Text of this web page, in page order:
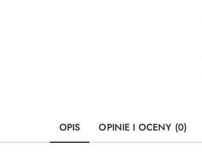
OPIS OPINIE I OCENY (0)